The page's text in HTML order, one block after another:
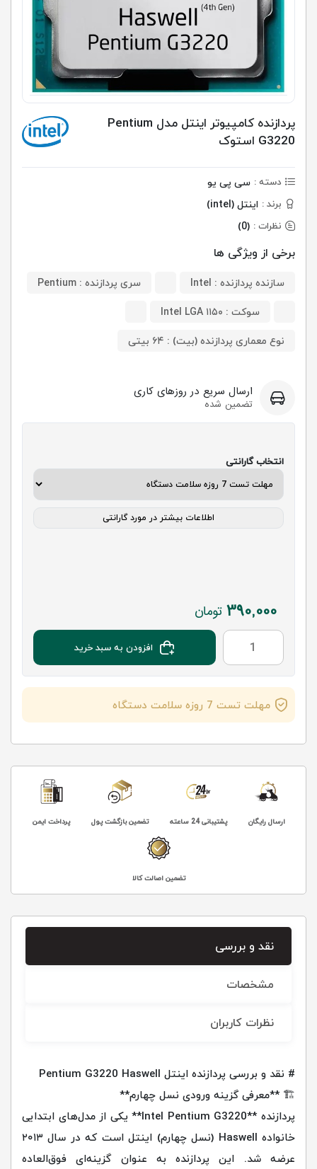
پردازنده کامپیوتر اینتل مدل Pentium
G3220 استوک
دسته : سی پی یو
برند : اینتل (intel)
نظرات : (0)
برخی از ویژگی ها
سازنده پردازنده : Intel
سری پردازنده : Pentium
سوکت : Intel LGA ۱۱۵۰
نوع معماری پردازنده (بیت) : ۶۴ بیتی
ارسال سریع در روزهای کاری
تضمین شده
انتخاب گارانتی
اطلاعات بیشتر در مورد گارانتی
390,000 تومان
افزودن به سبد خرید
مهلت تست 7 روزه سلامت دستگاه
ارسال رایگان پشتیبانی 24 ساعته تضمین بازگشت پول پرداخت ایمن
تضمین اصالت کالا
نقد و بررسی
مشخصات
نظرات کاربران
# نقد و بررسی پردازنده اینتل Pentium G3220 Haswell
🏗️ **معرفی گزینه ورودی نسل چهارم**
پردازنده **Intel Pentium G3220** یکی از مدل‌های ابتدایی
خانواده Haswell (نسل چهارم) اینتل است که در سال ۲۰۱۳
عرضه شد. این پردازنده به عنوان گزینه‌ای فوق‌العاده